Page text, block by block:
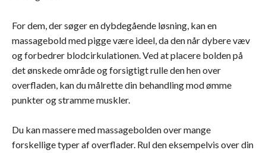
For dem, der søger en dybdegående løsning, kan en
massagebold med pigge være ideel, da den når dybere væv
og forbedrer blodcirkulationen. Ved at placere bolden på
det ønskede område og forsigtigt rulle den hen over
overfladen, kan du målrette din behandling mod ømme
punkter og stramme muskler.
Du kan massere med massagebolden over mange
forskellige typer af overflader. Rul den eksempelvis over din